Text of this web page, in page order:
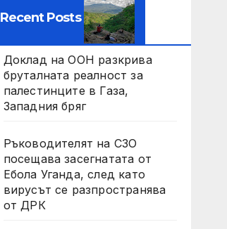
Recent Posts
Доклад на ООН разкрива
бруталната реалност за
палестинците в Газа,
Западния бряг
Ръководителят на СЗО
посещава засегнатата от
Ебола Уганда, след като
вирусът се разпространява
от ДРК